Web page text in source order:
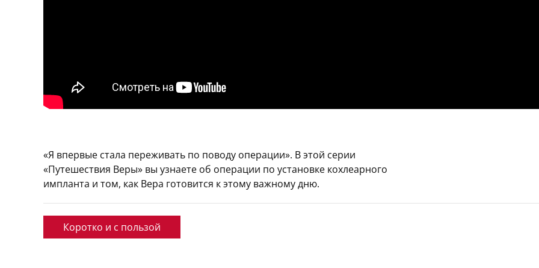
«Я впервые стала переживать по поводу операции». В этой серии
«Путешествия Веры» вы узнаете об операции по установке кохлеарного
импланта и том, как Вера готовится к этому важному дню.
Коротко и с пользой